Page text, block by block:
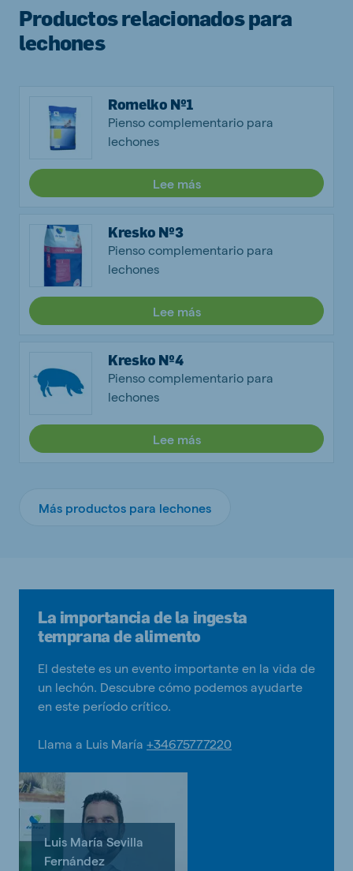
Productos relacionados para
lechones
Romelko Nº1
Pienso complementario para
lechones
Lee más
Kresko Nº3
Pienso complementario para
lechones
Lee más
Kresko Nº4
Pienso complementario para
lechones
Lee más
Más productos para lechones
La importancia de la ingesta
temprana de alimento
El destete es un evento importante en la vida de
un lechón. Descubre cómo podemos ayudarte
en este período crítico.
Llama a Luis María +34675777220
Luis María Sevilla
Fernández